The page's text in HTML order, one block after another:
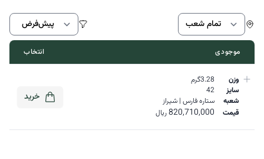
انتخاب موجودی
وزن
3.28گرم
سایز
42
شعبه
ستاره فارس | شیراز
قیمت
820,710,000ریال
خرید